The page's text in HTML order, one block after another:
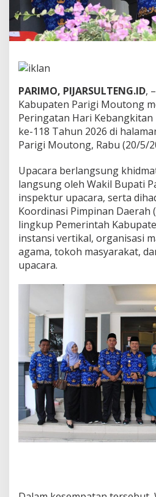
c
a
r
a
k
i
t
n
a
k
-
1
1
8
T
a
h
u
0
PARIMO, PIJARSULTENG.ID,
Kabupaten Parigi Moutong
Peringatan Hari
ke-118 Tahun 2026 di
Parigi Moutong, Rabu (20/5/
Upacara berlangsung
langsung oleh Wakil Bupati
inspektur upacara, serta
Koordinasi Pimpinan Daerah
lingkup Pemerintah
instansi vertikal, organisasi
agama, tokoh masyarakat,
upacara.